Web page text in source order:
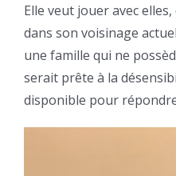
Elle veut jouer avec
dans son voisinage
une famille qui ne
serait prête à la
disponible pour